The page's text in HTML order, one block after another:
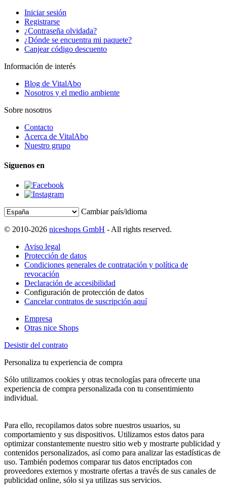
Iniciar sesión
Registrarse
¿Contraseña olvidada?
¿Dónde se encuentra mi paquete?
Canjear código descuento
Información de interés
Blog de VitalAbo
Nosotros y el medio ambiente
Sobre nosotros
Contacto
Acerca de VitalAbo
Nuestro grupo
Síguenos en
Cambiar país/idioma
© 2010-2026 niceshops GmbH - All rights reserved.
Aviso legal
Protección de datos
Condiciones generales de contratación y política de
revocación
Declaración de accesibilidad
Configuración de protección de datos
Cancelar contratos de suscripción aquí
Empresa
Otras nice Shops
Desistir del contrato
Personaliza tu experiencia de compra
Sólo utilizamos cookies y otras tecnologías para ofrecerte una
experiencia de compra personalizada con tu consentimiento
individual.
Para ello, recopilamos datos sobre nuestros usuarios, su
comportamiento y sus dispositivos. Utilizamos estos datos para
optimizar constantemente nuestro sitio web y mostrarte publicidad y
contenidos personalizados, así como para analizar las estadísticas de
uso. También podemos comparar tus datos encriptados con
proveedores externos y mostrarte ofertas a través de sus canales de
publicidad online, sólo si ya utilizas sus servicios.